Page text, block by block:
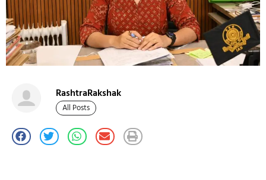
RashtraRakshak
All Posts